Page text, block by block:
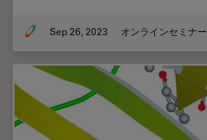
Sep 26, 2023 オンラインセミナー